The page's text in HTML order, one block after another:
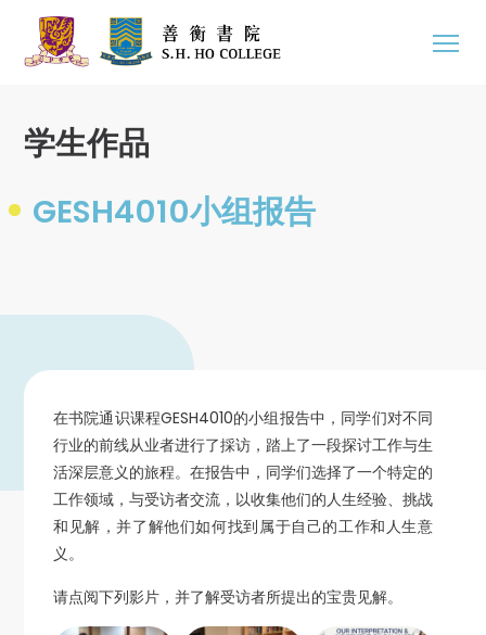
学生作品
GESH4010小组报告
在书院通识课程GESH4010的小组报告中，同学们对不同
行业的前线从业者进行了採访，踏上了一段探讨工作与生
活深层意义的旅程。在报告中，同学们选择了一个特定的
工作领域，与受访者交流，以收集他们的人生经验、挑战
和见解，并了解他们如何找到属于自己的工作和人生意
义。
请点阅下列影片，并了解受访者所提出的宝贵见解。